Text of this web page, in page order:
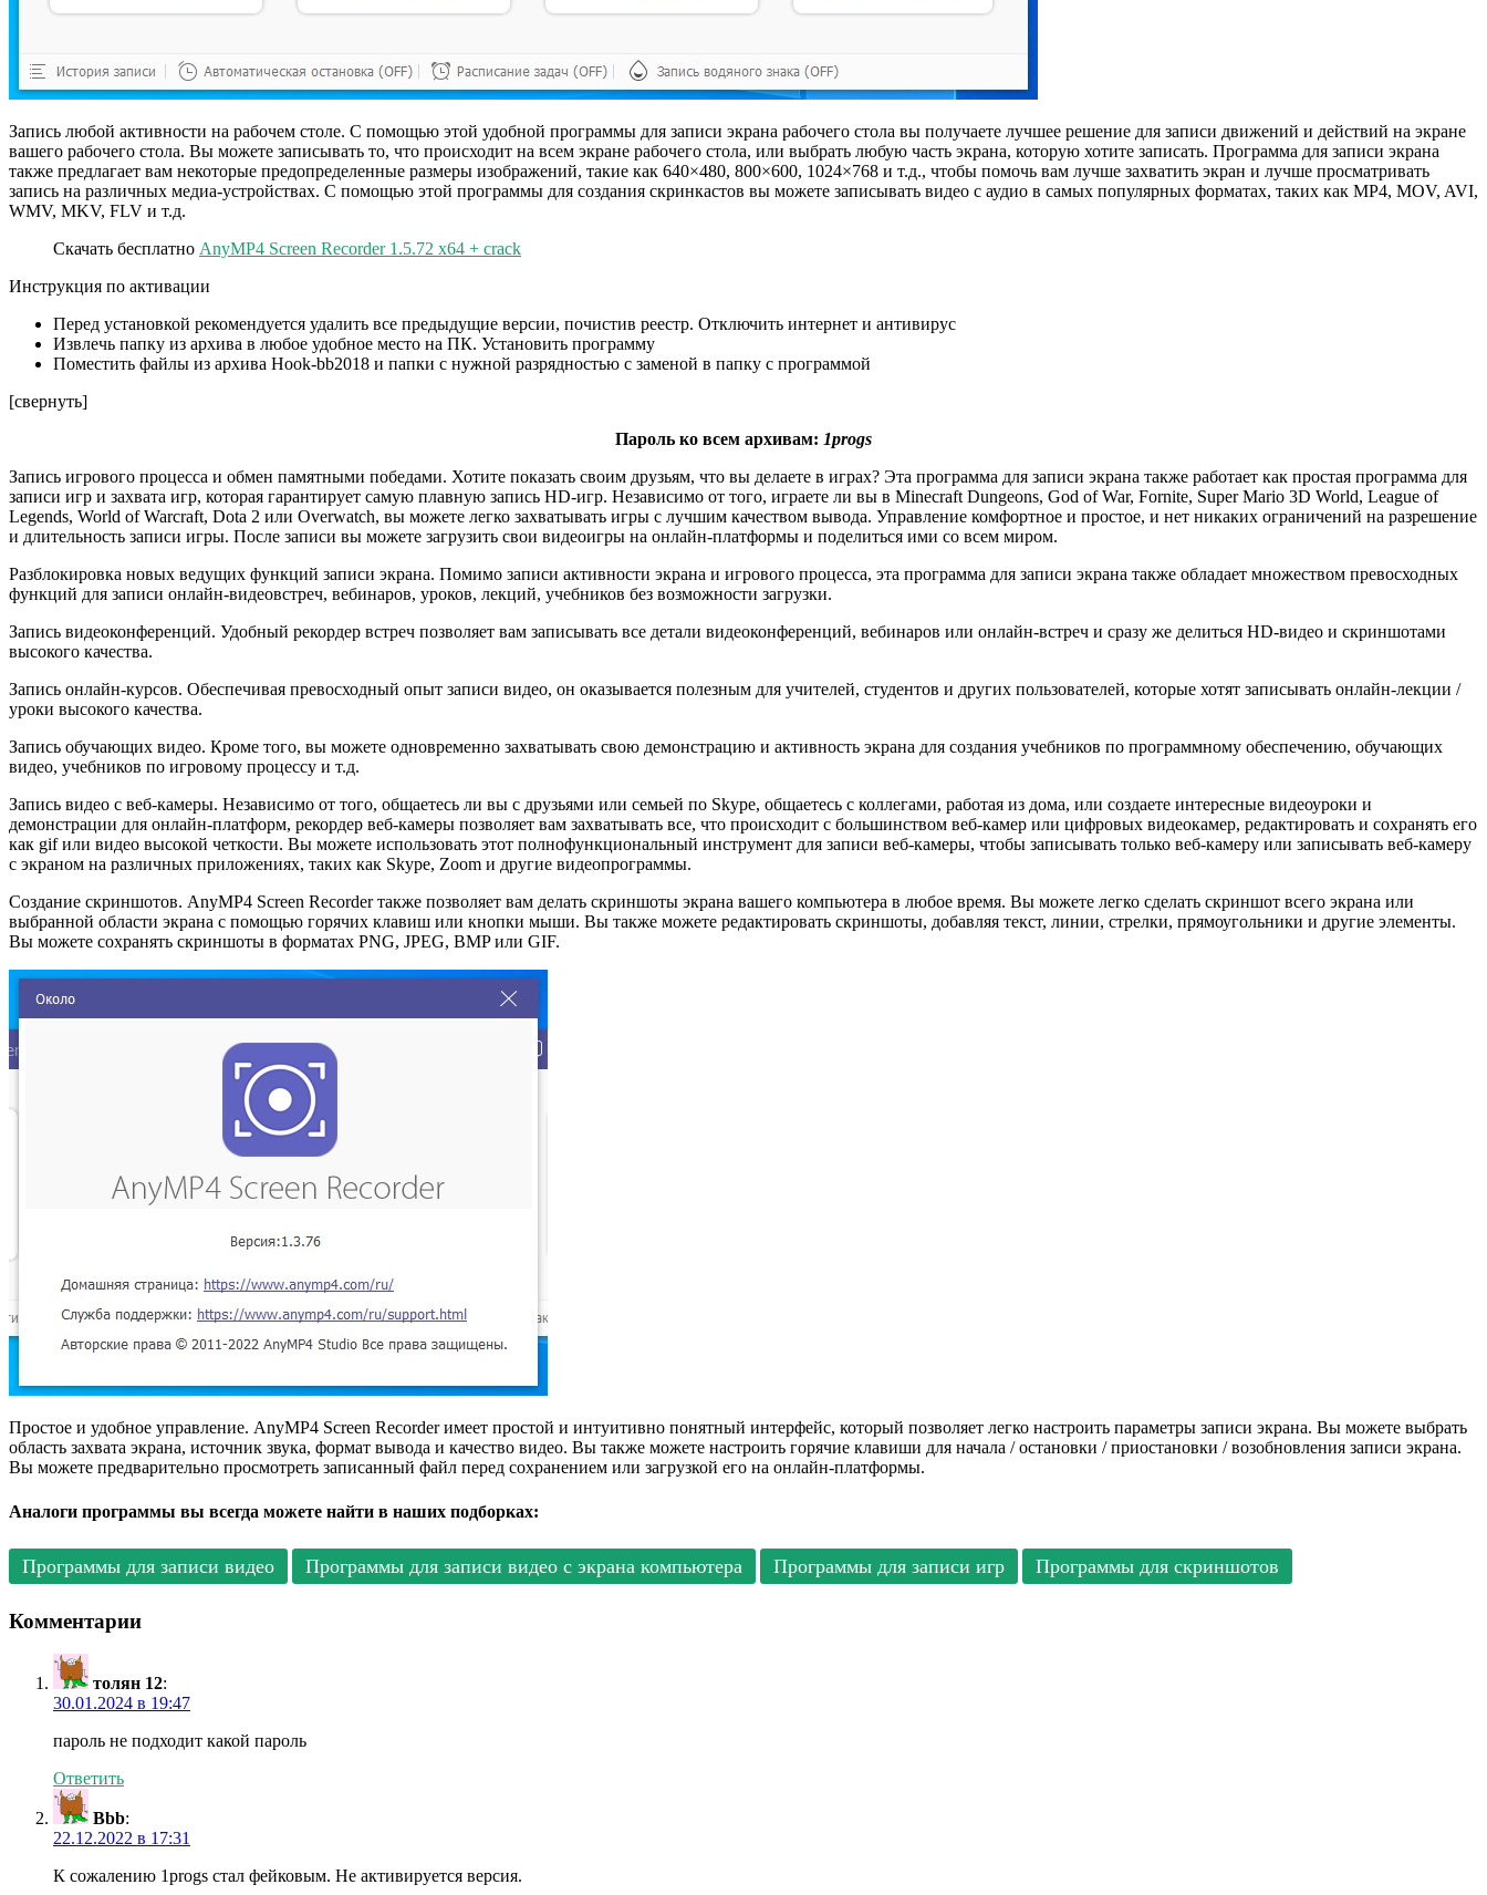
Запись любой активности на рабочем столе. С помощью этой удобной программы для записи экрана рабочего стола вы получаете лучшее решение для записи движений и действий на экране
вашего рабочего стола. Вы можете записывать то, что происходит на всем экране рабочего стола, или выбрать любую часть экрана, которую хотите записать. Программа для записи экрана
также предлагает вам некоторые предопределенные размеры изображений, такие как 640×480, 800×600, 1024×768 и т.д., чтобы помочь вам лучше захватить экран и лучше просматривать
запись на различных медиа-устройствах. С помощью этой программы для создания скринкастов вы можете записывать видео с аудио в самых популярных форматах, таких как MP4, MOV, AVI,
WMV, MKV, FLV и т.д.
Скачать бесплатно AnyMP4 Screen Recorder 1.5.72 x64 + crack
Инструкция по активации
Перед установкой рекомендуется удалить все предыдущие версии, почистив реестр. Отключить интернет и антивирус
Извлечь папку из архива в любое удобное место на ПК. Установить программу
Поместить файлы из архива Hook-bb2018 и папки с нужной разрядностью с заменой в папку с программой
[свернуть]
Пароль ко всем архивам: 1progs
Запись игрового процесса и обмен памятными победами. Хотите показать своим друзьям, что вы делаете в играх? Эта программа для записи экрана также работает как простая программа для
записи игр и захвата игр, которая гарантирует самую плавную запись HD-игр. Независимо от того, играете ли вы в Minecraft Dungeons, God of War, Fornite, Super Mario 3D World, League of
Legends, World of Warcraft, Dota 2 или Overwatch, вы можете легко захватывать игры с лучшим качеством вывода. Управление комфортное и простое, и нет никаких ограничений на разрешение
и длительность записи игры. После записи вы можете загрузить свои видеоигры на онлайн-платформы и поделиться ими со всем миром.
Разблокировка новых ведущих функций записи экрана. Помимо записи активности экрана и игрового процесса, эта программа для записи экрана также обладает множеством превосходных
функций для записи онлайн-видеовстреч, вебинаров, уроков, лекций, учебников без возможности загрузки.
Запись видеоконференций. Удобный рекордер встреч позволяет вам записывать все детали видеоконференций, вебинаров или онлайн-встреч и сразу же делиться HD-видео и скриншотами
высокого качества.
Запись онлайн-курсов. Обеспечивая превосходный опыт записи видео, он оказывается полезным для учителей, студентов и других пользователей, которые хотят записывать онлайн-лекции /
уроки высокого качества.
Запись обучающих видео. Кроме того, вы можете одновременно захватывать свою демонстрацию и активность экрана для создания учебников по программному обеспечению, обучающих
видео, учебников по игровому процессу и т.д.
Запись видео с веб-камеры. Независимо от того, общаетесь ли вы с друзьями или семьей по Skype, общаетесь с коллегами, работая из дома, или создаете интересные видеоуроки и
демонстрации для онлайн-платформ, рекордер веб-камеры позволяет вам захватывать все, что происходит с большинством веб-камер или цифровых видеокамер, редактировать и сохранять его
как gif или видео высокой четкости. Вы можете использовать этот полнофункциональный инструмент для записи веб-камеры, чтобы записывать только веб-камеру или записывать веб-камеру
с экраном на различных приложениях, таких как Skype, Zoom и другие видеопрограммы.
Создание скриншотов. AnyMP4 Screen Recorder также позволяет вам делать скриншоты экрана вашего компьютера в любое время. Вы можете легко сделать скриншот всего экрана или
выбранной области экрана с помощью горячих клавиш или кнопки мыши. Вы также можете редактировать скриншоты, добавляя текст, линии, стрелки, прямоугольники и другие элементы.
Вы можете сохранять скриншоты в форматах PNG, JPEG, BMP или GIF.
Простое и удобное управление. AnyMP4 Screen Recorder имеет простой и интуитивно понятный интерфейс, который позволяет легко настроить параметры записи экрана. Вы можете выбрать
область захвата экрана, источник звука, формат вывода и качество видео. Вы также можете настроить горячие клавиши для начала / остановки / приостановки / возобновления записи экрана.
Вы можете предварительно просмотреть записанный файл перед сохранением или загрузкой его на онлайн-платформы.
Аналоги программы вы всегда можете найти в наших подборках:
Программы для записи видео Программы для записи видео с экрана компьютера Программы для записи игр Программы для скриншотов
Комментарии
толян 12:
30.01.2024 в 19:47
пароль не подходит какой пароль
Ответить
Bbb:
22.12.2022 в 17:31
К сожалению 1progs стал фейковым. Не активируется версия.